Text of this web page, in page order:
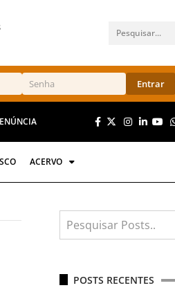
Entrar
ACERVO
POSTS RECENTES